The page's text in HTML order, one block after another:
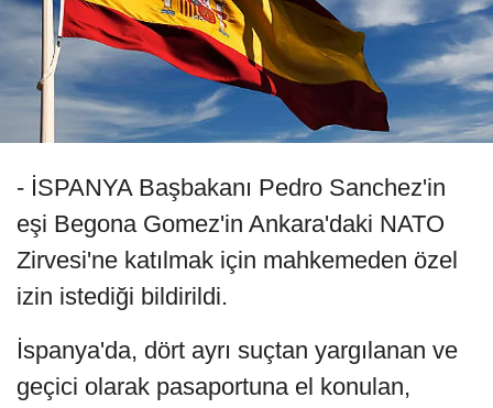
- İSPANYA Başbakanı Pedro Sanchez'in
eşi Begona Gomez'in Ankara'daki NATO
Zirvesi'ne katılmak için mahkemeden özel
izin istediği bildirildi.
İspanya'da, dört ayrı suçtan yargılanan ve
geçici olarak pasaportuna el konulan,